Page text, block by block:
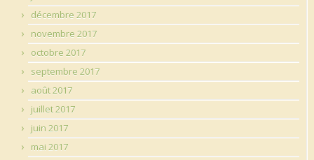
décembre 2017
novembre 2017
octobre 2017
septembre 2017
août 2017
juillet 2017
juin 2017
mai 2017